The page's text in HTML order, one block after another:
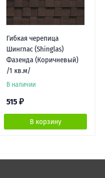
Гибкая черепица
Шинглас (Shinglas)
Фазенда (Коричневый)
/1 кв.м/
В наличии
515 ₽
В корзину